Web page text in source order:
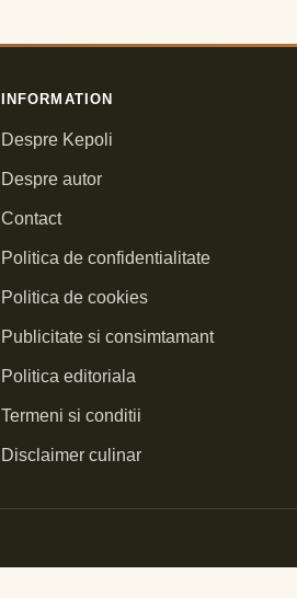
INFORMATION
Despre Kepoli
Despre autor
Contact
Politica de confidentialitate
Politica de cookies
Publicitate si consimtamant
Politica editoriala
Termeni si conditii
Disclaimer culinar